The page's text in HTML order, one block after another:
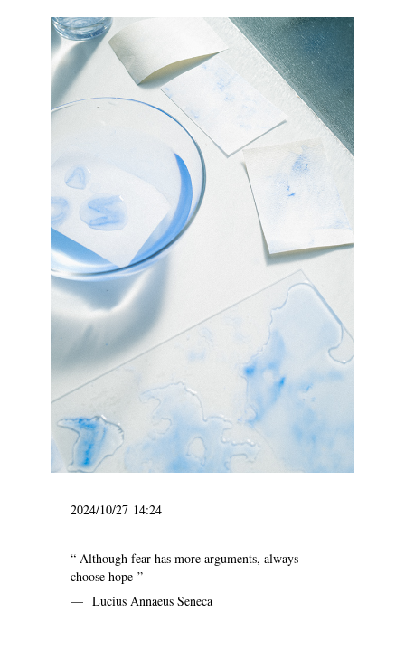
2024/10/27 14:24
“ Although fear has more arguments, always
choose hope ”
— Lucius Annaeus Seneca